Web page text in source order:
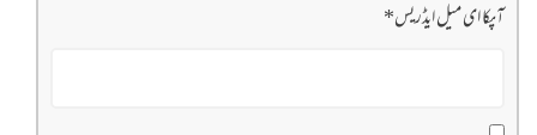
آپکا ای میل ایڈریس*